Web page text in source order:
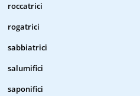
roccatrici
rogatrici
sabbiatrici
salumifici
saponifici